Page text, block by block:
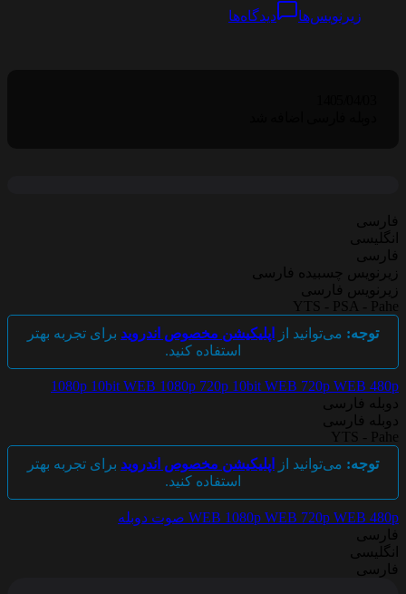
زیرنویس‌ها
دیدگاه‌ها
فارسی
انگلیسی
فارسی
زیرنویس چسبیده فارسی
زیرنویس فارسی
YTS - PSA - Pahe
توجه: می‌توانید از اپلیکیشن مخصوص اندروید برای تجربه بهتر
استفاده کنید.
1080p 10bit WEB 1080p 720p 10bit WEB 720p WEB 480p
دوبله فارسی
دوبله فارسی
YTS - Pahe
توجه: می‌توانید از اپلیکیشن مخصوص اندروید برای تجربه بهتر
استفاده کنید.
WEB 1080p WEB 720p WEB 480p
صوت دوبله
فارسی
انگلیسی
فارسی